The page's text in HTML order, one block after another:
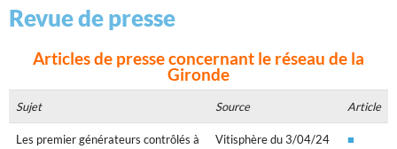
RÉSEAUX
ACCÈS RÉSERVÉ
Revue de presse
Articles de presse concernant le réseau de la
Gironde
Sujet Source Article
Les premier générateurs contrôlés à
Vitisphère du 3/04/24 ■